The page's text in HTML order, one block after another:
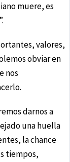
muere, es
valores,
obviar en
nos
darnos a
una huella
la chance
tiempos,